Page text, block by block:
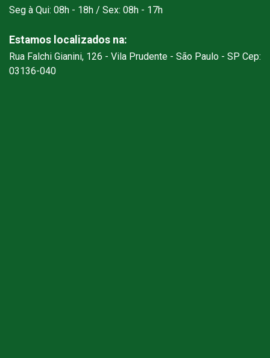
Seg à Qui: 08h - 18h / Sex: 08h - 17h
Estamos localizados na:
Rua Falchi Gianini, 126 - Vila Prudente - São Paulo - SP Cep:
03136-040